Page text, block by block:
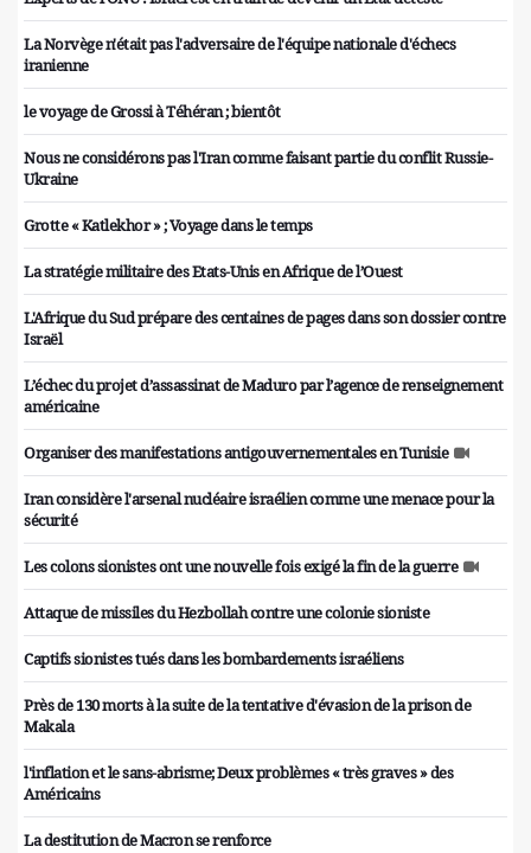
La Norvège n'était pas l'adversaire de l'équipe nationale d'échecs
iranienne
le voyage de Grossi à Téhéran ; bientôt
Nous ne considérons pas l'Iran comme faisant partie du conflit Russie-
Ukraine
Grotte « Katlekhor » ; Voyage dans le temps
La stratégie militaire des Etats-Unis en Afrique de l’Ouest
L'Afrique du Sud prépare des centaines de pages dans son dossier contre
Israël
L’échec du projet d’assassinat de Maduro par l’agence de renseignement
américaine
Organiser des manifestations antigouvernementales en Tunisie
Iran considère l'arsenal nucléaire israélien comme une menace pour la
sécurité
Les colons sionistes ont une nouvelle fois exigé la fin de la guerre
Attaque de missiles du Hezbollah contre une colonie sioniste
Captifs sionistes tués dans les bombardements israéliens
Près de 130 morts à la suite de la tentative d'évasion de la prison de
Makala
l'inflation et le sans-abrisme; Deux problèmes « très graves » des
Américains
La destitution de Macron se renforce